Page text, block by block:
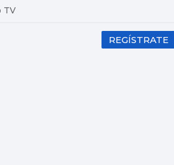
TV
REGÍSTRATE